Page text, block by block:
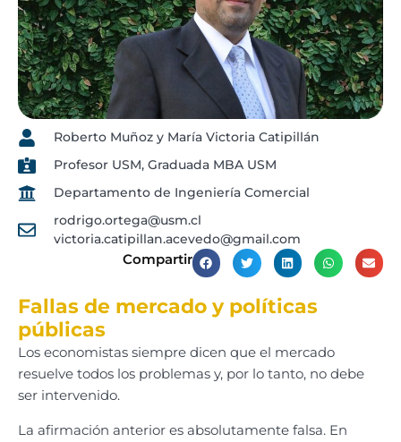
Roberto Muñoz y María Victoria Catipillán
Profesor USM, Graduada MBA USM
Departamento de Ingeniería Comercial
rodrigo.ortega@usm.cl
victoria.catipillan.acevedo@gmail.com
Compartir
Fallas de mercado y políticas
públicas
Los economistas siempre dicen que el mercado
resuelve todos los problemas y, por lo tanto, no debe
ser intervenido.
La afirmación anterior es absolutamente falsa. En